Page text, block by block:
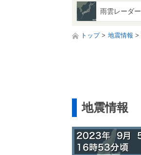
雨雲レーダー
トップ 地震情報
地震情報